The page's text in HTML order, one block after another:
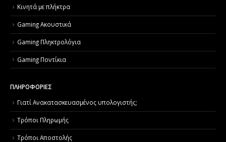
Κινητά με πλήκτρα
Gaming Ακουστικά
Gaming Πληκτρολόγια
Gaming Ποντίκια
ΠΛΗΡΟΦΟΡΙΕΣ
Γιατί Aνακατασκευασμένος υπολογιστής;
Τρόποι Πληρωμής
Τρόποι Αποστολής